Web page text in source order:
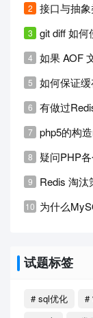
接口与抽
git diff 如何
如果 AOF
如何保证
有做过
php5的构
疑问PHP
Redis 淘汰
为什么
试题标签
# sql优化 #